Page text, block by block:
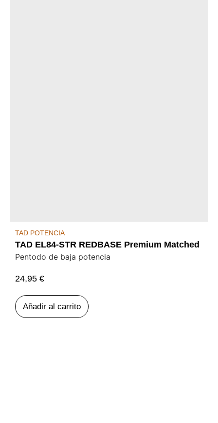
TAD POTENCIA
TAD EL84-STR REDBASE Premium Matched
Pentodo de baja potencia
24,95 €
Añadir al carrito